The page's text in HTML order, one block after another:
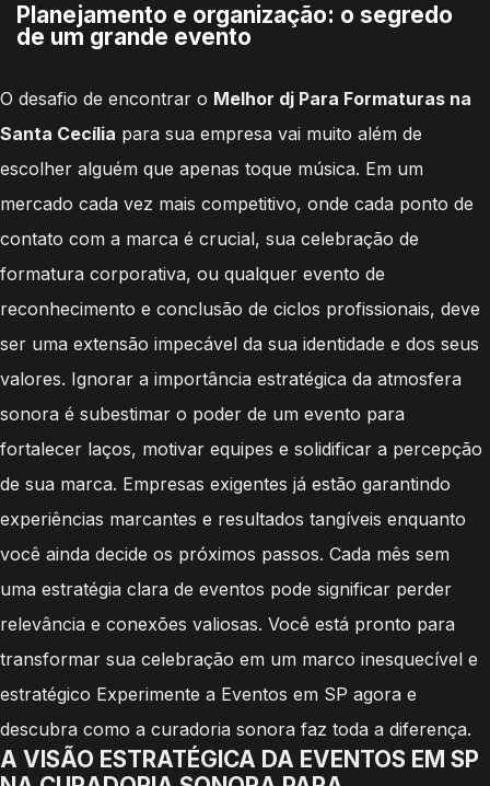
Planejamento e organização: o segredo
de um grande evento
O desafio de encontrar o Melhor dj Para Formaturas na
Santa Cecília para sua empresa vai muito além de
escolher alguém que apenas toque música. Em um
mercado cada vez mais competitivo, onde cada ponto de
contato com a marca é crucial, sua celebração de
formatura corporativa, ou qualquer evento de
reconhecimento e conclusão de ciclos profissionais, deve
ser uma extensão impecável da sua identidade e dos seus
valores. Ignorar a importância estratégica da atmosfera
sonora é subestimar o poder de um evento para
fortalecer laços, motivar equipes e solidificar a percepção
de sua marca. Empresas exigentes já estão garantindo
experiências marcantes e resultados tangíveis enquanto
você ainda decide os próximos passos. Cada mês sem
uma estratégia clara de eventos pode significar perder
relevância e conexões valiosas. Você está pronto para
transformar sua celebração em um marco inesquecível e
estratégico Experimente a Eventos em SP agora e
descubra como a curadoria sonora faz toda a diferença.
A VISÃO ESTRATÉGICA DA EVENTOS EM SP